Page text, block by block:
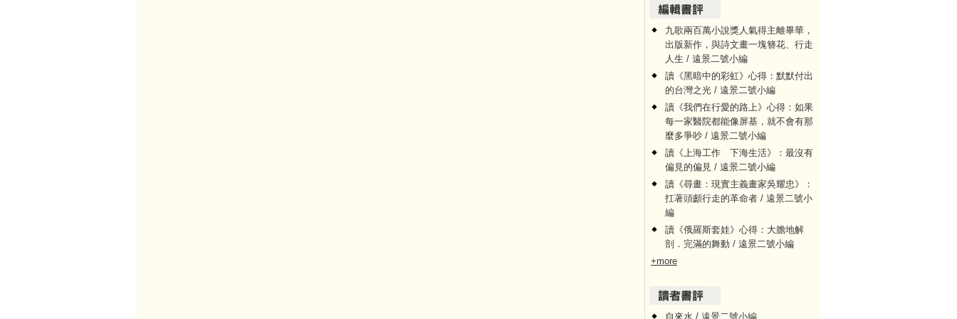
九歌兩百萬小說獎人氣得主離畢華，
出版新作，與詩文畫一塊簪花、行走
人生 / 遠景二號小編
讀《黑暗中的彩虹》心得：默默付出
的台灣之光 / 遠景二號小編
讀《我們在行愛的路上》心得：如果
每一家醫院都能像屏基，就不會有那
麼多爭吵 / 遠景二號小編
讀《上海工作 下海生活》：最沒有
偏見的偏見 / 遠景二號小編
讀《尋畫：現實主義畫家吳耀忠》：
扛著頭顱行走的革命者 / 遠景二號小
編
讀《俄羅斯套娃》心得：大膽地解
剖．完滿的舞動 / 遠景二號小編
+more
自來水 / 遠景二號小編